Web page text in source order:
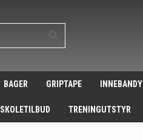
BAGER GRIPTAPE
SKOLETILBUD TRENINGUTSTYR